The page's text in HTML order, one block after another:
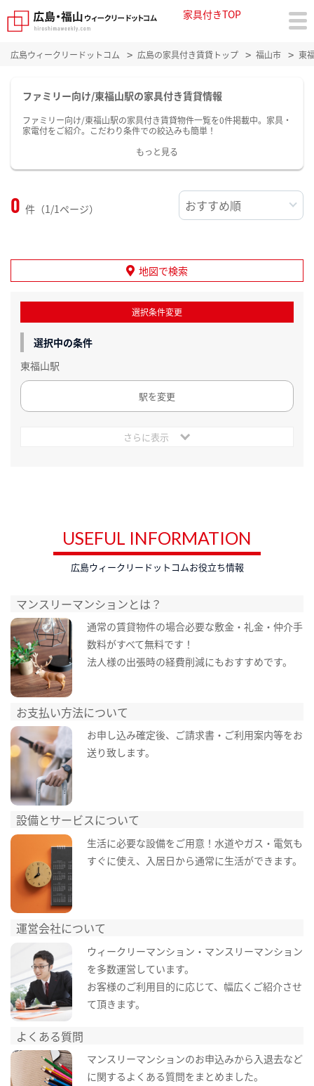
家具付きTOP
広島ウィークリードットコム 広島の家具付き賃貸トップ 福山市 東
ファミリー向け/東福山駅の家具付き賃貸情報
ファミリー向け/東福山駅の家具付き賃貸物件一覧を0件掲載中。家具・
家電付をご紹介。こだわり条件での絞込みも簡単！
もっと見る
0 件（1/1ページ）
地図で検索
選択条件変更
選択中の条件
東福山駅
駅を変更
さらに表示
USEFUL INFORMATION
広島ウィークリードットコムお役立ち情報
マンスリーマンションとは？
通常の賃貸物件の場合必要な敷金・礼金・仲介手
数料がすべて無料です！
法人様の出張時の経費削減にもおすすめです。
お支払い方法について
お申し込み確定後、ご請求書・ご利用案内等をお
送り致します。
設備とサービスについて
生活に必要な設備をご用意！水道やガス・電気も
すぐに使え、入居日から通常に生活ができます。
運営会社について
ウィークリーマンション・マンスリーマンション
を多数運営しています。
お客様のご利用目的に応じて、幅広くご紹介させ
て頂きます。
よくある質問
マンスリーマンションのお申込みから入退去など
に関するよくある質問をまとめました。